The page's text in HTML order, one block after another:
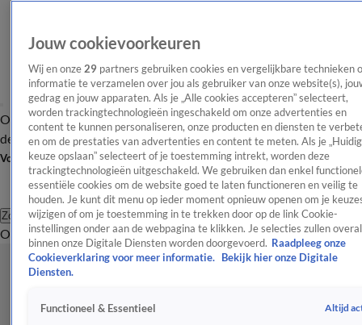
OverzichtAfleveringen Entertainment TV Algemeen
Tip
de redactieNieuwsbrief
Volg Shownieuws
Zoeken
OverzichtEntertainmentSpraakmakendRealityCrimeVideo's
Jouw cookievoorkeuren
Wij en onze 29 partners gebruiken cookies en vergelijkbare technieken
informatie te verzamelen over jou als gebruiker van onze website(s),
gedrag en jouw apparaten. Als je „Alle cookies accepteren” selecteert,
worden trackingtechnologieën ingeschakeld om onze advertenties en
content te kunnen personaliseren, onze producten en diensten te
en om de prestaties van advertenties en content te meten. Als je
keuze opslaan” selecteert of je toestemming intrekt, worden deze
trackingtechnologieën uitgeschakeld. We gebruiken dan enkel
essentiële cookies om de website goed te laten functioneren en veilig te
houden. Je kunt dit menu op ieder moment opnieuw openen om je
wijzigen of om je toestemming in te trekken door op de link Cookie-
instellingen onder aan de webpagina te klikken. Je selecties zullen overal
binnen onze Digitale Diensten worden doorgevoerd. Raadpleeg onze
Cookieverklaring voor meer informatie.
Bekijk hier onze Digitale
Diensten.
Functioneel & Essentieel Altijd